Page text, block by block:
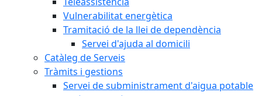
Vulnerabilitat energètica
Tramitació de la llei de dependència
Servei d'ajuda al domicili
Catàleg de Serveis
Tràmits i gestions
Servei de subministrament d'aigua potable